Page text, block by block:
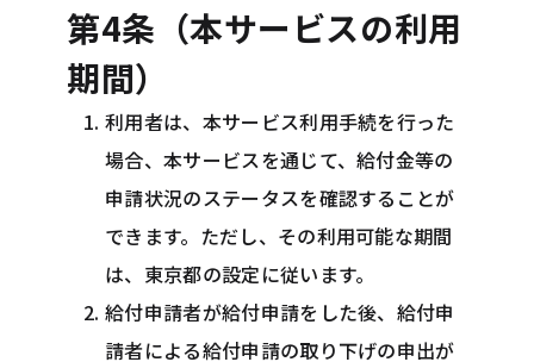
第4条（本サービスの利用
期間）
利用者は、本サービス利用手続を行った
場合、本サービスを通じて、給付金等の
申請状況のステータスを確認することが
できます。ただし、その利用可能な期間
は、東京都の設定に従います。
給付申請者が給付申請をした後、給付申
請者による給付申請の取り下げの申出が